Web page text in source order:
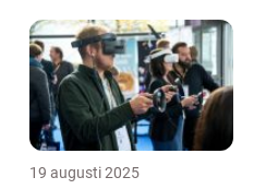
19 augusti 2025